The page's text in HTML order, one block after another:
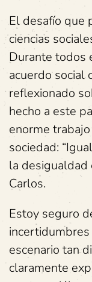
El desafío que
ciencias
Durante todos
acuerdo social
reflexionado
hecho a este
enorme
sociedad:
la desigualdad
Carlos.
Estoy seguro
escenario tan
claramente